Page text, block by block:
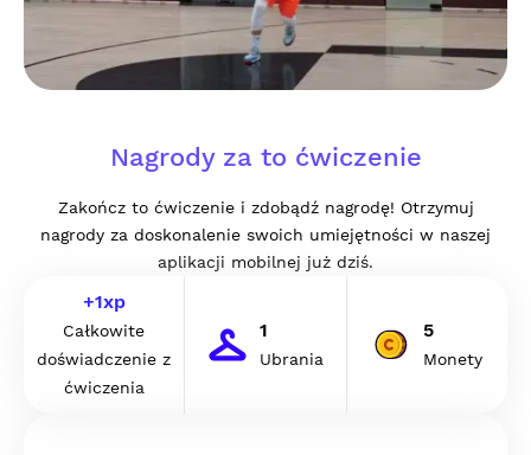
Nagrody za to ćwiczenie
Zakończ to ćwiczenie i zdobądź nagrodę! Otrzymuj
nagrody za doskonalenie swoich umiejętności w naszej
aplikacji mobilnej już dziś.
+1xp
Całkowite
doświadczenie z
ćwiczenia
1
Ubrania
5
Monety